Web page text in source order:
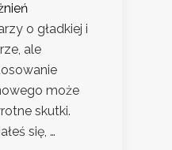
o gładkiej i
ale
może
skutki.
się, …